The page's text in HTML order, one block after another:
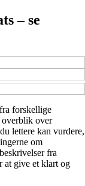
– se
forskellige
overblik over
lettere kan vurdere,
om
fra
at give et klart og